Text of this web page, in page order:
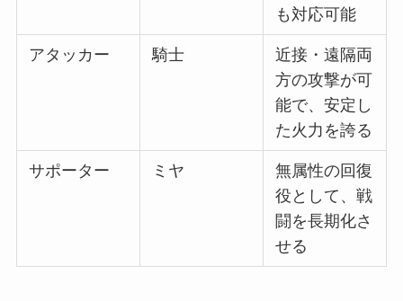
も対応可能
アタッカー 騎士
近接・遠隔両
方の攻撃が可
能で、安定し
た火力を誇る
サポーター ミヤ
無属性の回復
役として、戦
闘を長期化さ
せる